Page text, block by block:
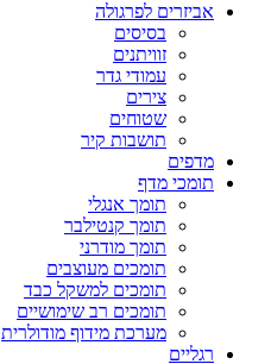
אביזרים לפרגולה
בסיסים
זוויתנים
עמודי גדר
צירים
שטוחים
תושבות קיר
מדפים
תומכי מדף
תומך אנגלי
תומך קנטילבר
תומך מודרני
תומכים מעוצבים
תומכים למשקל כבד
תומכים רב שימושיים
מערכת מידוף מודולרית
רגליים